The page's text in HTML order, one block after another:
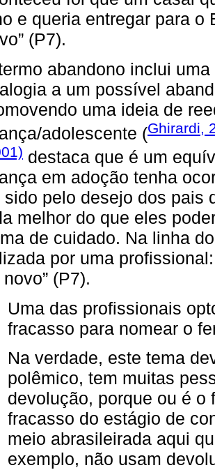
e queria entregar para o
(P7).
abandono inclui
a um possível
uma ideia de
adolescente (Ghirardi,
destaca que é um
em adoção tenha
sido pelo desejo dos pais
melhor do que eles
de cuidado. Na linha
por uma
(P7).
Uma das profissionais
fracasso para nomear o
Na verdade, este tema
polêmico, tem muitas
devolução, porque ou é o
fracasso do estágio de
meio abrasileirada aqui
exemplo, não usam